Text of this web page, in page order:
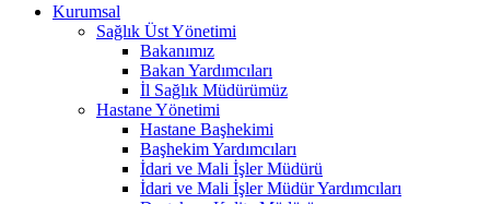
Kurumsal
Sağlık Üst Yönetimi
Bakanımız
Bakan Yardımcıları
İl Sağlık Müdürümüz
Hastane Yönetimi
Hastane Başhekimi
Başhekim Yardımcıları
İdari ve Mali İşler Müdürü
İdari ve Mali İşler Müdür Yardımcıları